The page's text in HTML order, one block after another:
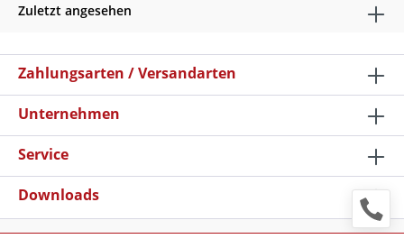
Zuletzt angesehen
Zahlungsarten / Versandarten
Unternehmen
Service
Downloads